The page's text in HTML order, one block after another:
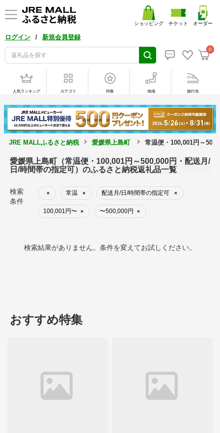
ログイン / 新規会員登録
0
ショッピング チケット オーダー
人気ランキング カテゴリ 特集 地域 旅行先
JRE MALLふるさと納税 愛媛県上島町 常温便・100,001円～
愛媛県上島町（常温便・100,001円～500,000円・配送月/
日/時間帯の指定可）のふるさと納税返礼品一覧
検索
条件
× 常温 × 配送月/日/時間帯の指定可 ×
100,001円〜 × 〜500,000円 ×
検索結果がありません。条件を変えてお試しください。
おすすめ特集